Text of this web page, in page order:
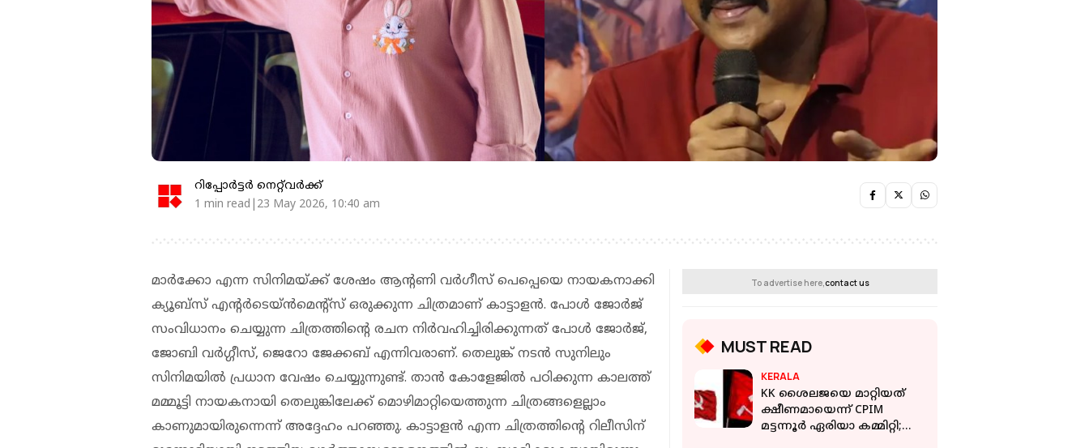
റിപ്പോർട്ടർ നെറ്റ്‌വര്‍ക്ക്‌
1 min read|23 May 2026, 10:40 am
മാര്‍ക്കോ എന്ന സിനിമയ്ക്ക് ശേഷം ആന്റണി വര്‍ഗീസ് പെപ്പെയെ നായകനാക്കി
ക്യൂബ്സ് എന്റര്‍ടെയ്ന്‍മെന്റ്സ് ഒരുക്കുന്ന ചിത്രമാണ് കാട്ടാളന്‍. പോള്‍ ജോര്‍ജ്
സംവിധാനം ചെയ്യുന്ന ചിത്രത്തിന്റെ രചന നിര്‍വഹിച്ചിരിക്കുന്നത് പോള്‍ ജോര്‍ജ്,
ജോബി വര്‍ഗ്ഗീസ്, ജെറോ ജേക്കബ് എന്നിവരാണ്. തെലുങ്ക് നടൻ സുനിലും
സിനിമയിൽ പ്രധാന വേഷം ചെയ്യുന്നുണ്ട്. താൻ കോളേജിൽ പഠിക്കുന്ന കാലത്ത്
മമ്മൂട്ടി നായകനായി തെലുങ്കിലേക്ക് മൊഴിമാറ്റിയെത്തുന്ന ചിത്രങ്ങളെല്ലാം
കാണുമായിരുന്നെന്ന് അദ്ദേഹം പറഞ്ഞു. കാട്ടാളൻ എന്ന ചിത്രത്തിന്റെ റിലീസിന്
To advertise here, contact us
MUST READ
KERALA
KK ശൈലജയെ മാറ്റിയത്
ക്ഷീണമായെന്ന് CPIM
മട്ടന്നൂർ ഏരിയാ കമ്മിറ്റി;